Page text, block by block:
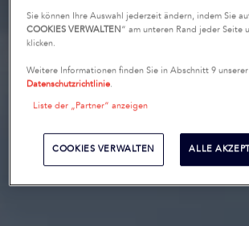
Sie können Ihre Auswahl jederzeit ändern, indem Sie
COOKIES VERWALTEN“ am unteren Rand jeder Seite
klicken.
Weitere Informationen finden Sie in Abschnitt 9 unserer
Datenschutzrichtlinie.
Liste der „Partner“ anzeigen
COOKIES VERWALTEN ALLE